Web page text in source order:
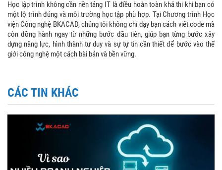
Học lập trình không cần nền tảng IT là điều hoàn toàn khả thi khi bạn có
một lộ trình đúng và môi trường học tập phù hợp. Tại Chương trình Học
viện Công nghệ BKACAD, chúng tôi không chỉ dạy bạn cách viết code mà
còn đồng hành ngay từ những bước đầu tiên, giúp bạn từng bước xây
dựng năng lực, hình thành tư duy và sự tự tin cần thiết để bước vào thế
giới công nghệ một cách bài bản và bền vững.
CÁC TIN KHÁC